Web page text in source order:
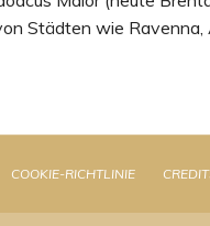
Städten wie Ravenna,
COOKIE-RICHTLINIE